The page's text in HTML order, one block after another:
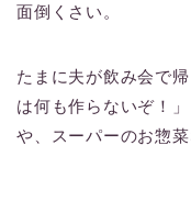
面倒くさい。
たまに夫が飲み会で
は何も作らないぞ！
や、スーパーのお惣